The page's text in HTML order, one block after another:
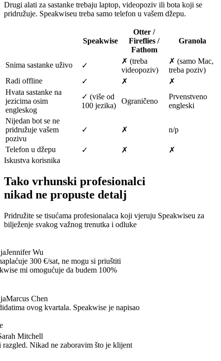
Drugi alati za sastanke trebaju laptop, videopoziv ili bota koji se
pridružuje. Speakwiseu treba samo telefon u vašem džepu.
Speakwise
Otter /
Fireflies /
Fathom
Granola
Snima sastanke uživo ✓
✗ (treba
videopoziv)
✗ (samo Mac,
treba poziv)
Radi offline
✓ ✗
✗
Hvata sastanke na
jezicima osim
engleskog
✓ (više od
100 jezika)
Ograničeno
Prvenstveno
engleski
Nijedan bot se ne
pridružuje vašem
pozivu
✓ ✗ n/p
Telefon u džepu ✓ ✗
✗
Iskustva korisnika
Tako vrhunski profesionalci
nikad ne propuste detalj
Pridružite se tisućama profesionalaca koji vjeruju Speakwiseu za
bilježenje svakog važnog trenutka i odluke
Wu
300 €/sat, ne mogu si priuštiti
mi omogućuje da budem 100%
Chen
ovog kvartala. Speakwise je napisao
Mitchell
Nikad ne zaboravim što je klijent